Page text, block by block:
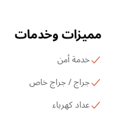
مميزات وخدمات
خدمة أمن
جراج / جراج خاص
عداد كهرباء